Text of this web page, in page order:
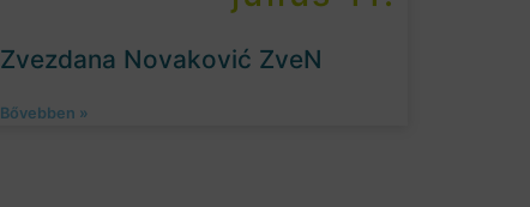
Zvezdana Novaković ZveN
Bővebben »